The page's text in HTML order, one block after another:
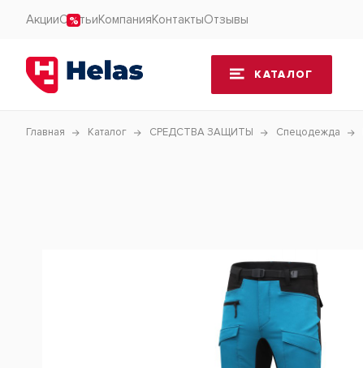
АкцииСтатьиКомпанияКонтактыОтзывы
КАТАЛОГ
Главная Каталог СРЕДСТВА ЗАЩИТЫ Спецодежда